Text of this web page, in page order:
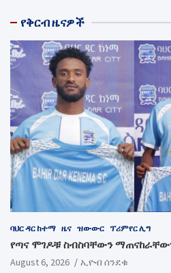
የቅርብ ዜናዎች
ባህር ዳር ከተማ ዜና ዝውውር ፕሪምየር ሊግ
የጣና ሞገዶቹ ስብስባቸውን
August 6, 2026 ኢዮብ ሰንደቁ